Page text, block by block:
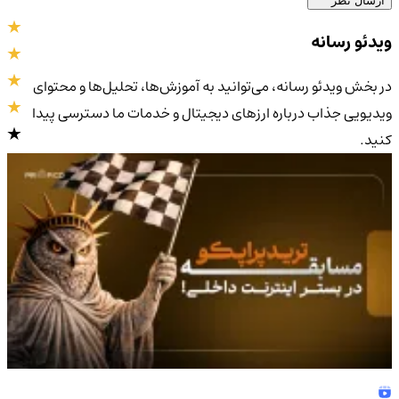
4.9/5
ویدئو رسانه
در بخش ویدئو رسانه، می‌توانید به آموزش‌ها، تحلیل‌ها و محتوای
ویدیویی جذاب درباره ارزهای دیجیتال و خدمات ما دسترسی پیدا
کنید.